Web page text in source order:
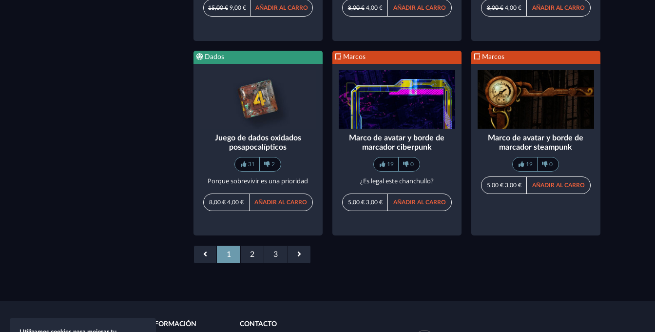
15,00 € 9,00 € AÑADIR AL CARRO 8,00 €4,00 € AÑADIR AL CARRO 8,00 €4,00 € AÑADIR AL CARRO
Dados
Juego de dados oxidados
posapocalípticos
31 2
Porque sobrevivir es una prioridad
8,00 €4,00 € AÑADIR AL CARRO
Marcos
Marco de avatar y borde de
marcador ciberpunk
19 0
¿Es legal este chanchullo?
5,00 €3,00 € AÑADIR AL CARRO
Marcos
Marco de avatar y borde de
marcador steampunk
19 0
5,00 €3,00 € AÑADIR AL CARRO
1 2 3
INFORMACIÓN CONTACTO